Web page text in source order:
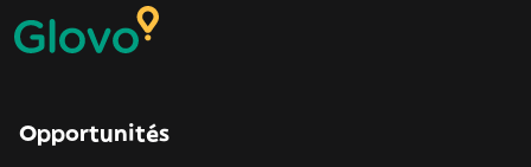
Opportunités